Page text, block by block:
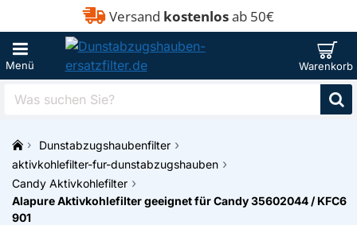
Versand kostenlosab 50€
Was
m
e
Dunstabzugshaubenfilter
aktivkohlefilter-fur-dunstabzugshauben
Candy Aktivkohlefilter
Alapure Aktivkohlefilter geeignet für Candy 35602044 / KFC6
901